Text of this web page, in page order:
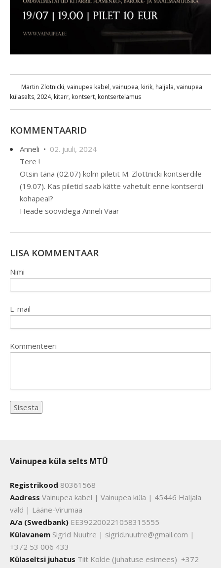
Martin Zlotnicki, vainupea kabel, vainupea, kirik, haljala, vainupea
külaselts, 2024, kitarr, kontsert, kontsertelamus
KOMMENTAARID
Anneli • 02. juuli, 2024
Tere !
Otsin täna (02.07) kolm piletit M. Zlottnicki kontserdile
(19.07). Kas piletid saab kätte vahetult enne kontserdi
kohapeal?
Heade soovidega Anneli Väär
LISA KOMMENTAAR
Nimi
E-mail
Kommenteeri
Vainupea küla selts MTÜ
Registrikood 80361568
Aadress Vainupea kabel | Vainupea küla | 45446 Haljala
vald | Lääne-Virumaa
A/a (Swedbank) EE392200221058315555
Külavanem Sigrid Nuutre | sigrid.nuutre@gmail.com |
+372 53 006 433
Külaseltsi juhatus Tiit Kolde (juhatuse esimees) +372